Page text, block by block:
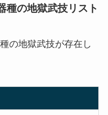
種の地獄武技リスト
の地獄武技が存在し